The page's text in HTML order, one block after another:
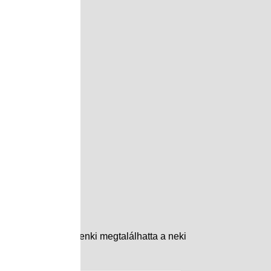
sportnapon mindenki megtalálhatta a neki